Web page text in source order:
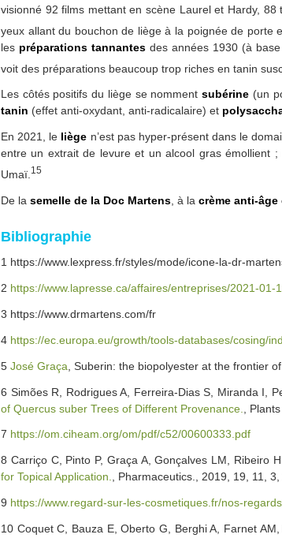
visionné 92 films mettant en scène Laurel et Hardy,
yeux allant du bouchon de liège à la poignée de porte
les préparations tannantesdes années 1930 (à base
voit des préparations beaucoup trop riches en tanin
Les côtés positifs du liège se nommentsubérine (un
tanin (effet anti-oxydant, anti-radicalaire) et
En 2021, le liège n’est pas hyper-présent dans le
entre un extrait de levure et un alcool gras émollient
Umaï. 15
De la semelle de la Doc Martens , à la crème anti-âge
Bibliographie
1 https://www.lexpress.fr/styles/mode/icone-la-dr-
2 https://www.lapresse.ca/affaires/entreprises/2021-
3 https://www.drmartens.com/fr
4 https://ec.europa.eu/growth/tools-databases/cosing/
5 José Graça , Suberin: the biopolyester at the frontier
6 Simões R, Rodrigues A, Ferreira-Dias S, Miranda I,
of Quercus suber Trees of Different Provenance.
,
7 https://om.ciheam.org/om/pdf/c52/00600333.pdf
8 Carriço C, Pinto P, Graça A, Gonçalves LM, Ribeiro
for Topical Application., Pharmaceutics., 2019, 19, 11, 3,
9 https://www.regard-sur-les-cosmetiques.fr/nos-
10 Coquet C, Bauza E, Oberto G, Berghi A, Farnet